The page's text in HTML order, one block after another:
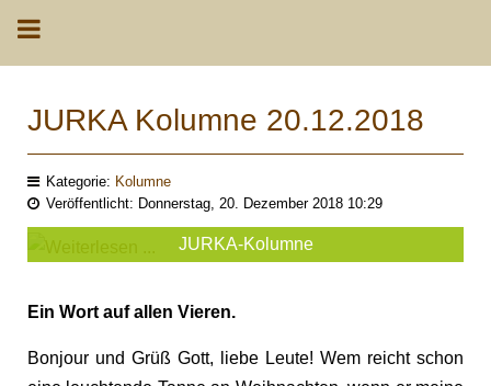
JURKA Kolumne 20.12.2018
Kategorie: Kolumne
Veröffentlicht: Donnerstag, 20. Dezember 2018 10:29
JURKA-Kolumne
Ein Wort auf allen Vieren.
Bonjour und Grüß Gott, liebe Leute! Wem reicht schon